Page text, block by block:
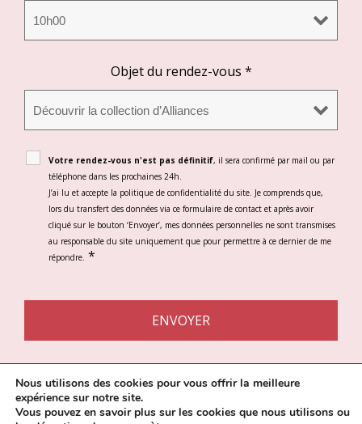
Objet du rendez-vous *
Votre rendez-vous n'est pas définitif, il sera confirmé par mail ou par
téléphone dans les prochaines 24h.
J’ai lu et accepte la politique de confidentialité du site. Je comprends que,
lors du transfert des données via ce formulaire de contact et après avoir
cliqué sur le bouton ‘Envoyer’, mes données personnelles ne sont transmises
au responsable du site uniquement que pour permettre à ce dernier de me
répondre. *
Nous utilisons des cookies pour vous offrir la meilleure
expérience sur notre site.
Vous pouvez en savoir plus sur les cookies que nous utilisons ou